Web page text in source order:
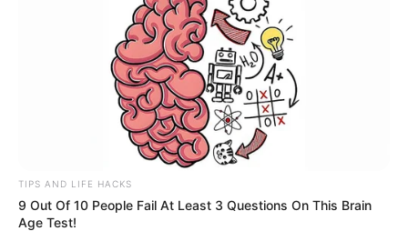
Προσθήκη τοnewstok.grστην Google
Ανακαλύψτε περισσότερα άρθρα στα αποτελέσματα
TIPS AND LIFE HACKS
9 Out Of 10 People Fail At Least 3 Questions On This Brain
Age Test!